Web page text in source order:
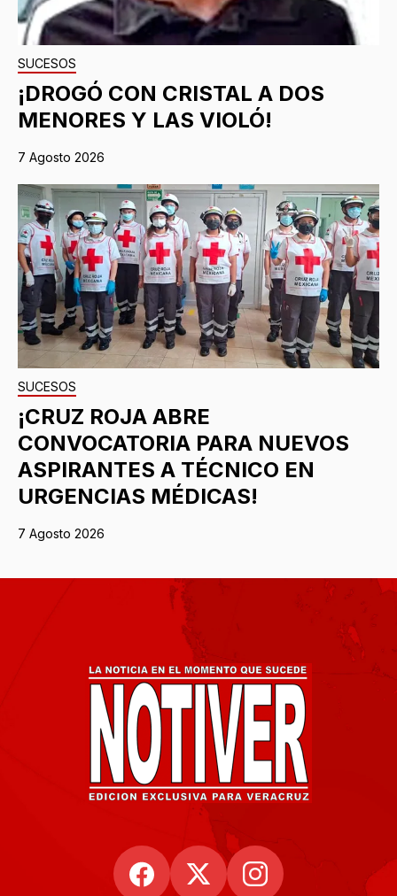
SUCESOS
¡DROGÓ CON CRISTAL A DOS
MENORES Y LAS VIOLÓ!
7 Agosto 2026
SUCESOS
¡CRUZ ROJA ABRE
CONVOCATORIA PARA NUEVOS
ASPIRANTES A TÉCNICO EN
URGENCIAS MÉDICAS!
7 Agosto 2026